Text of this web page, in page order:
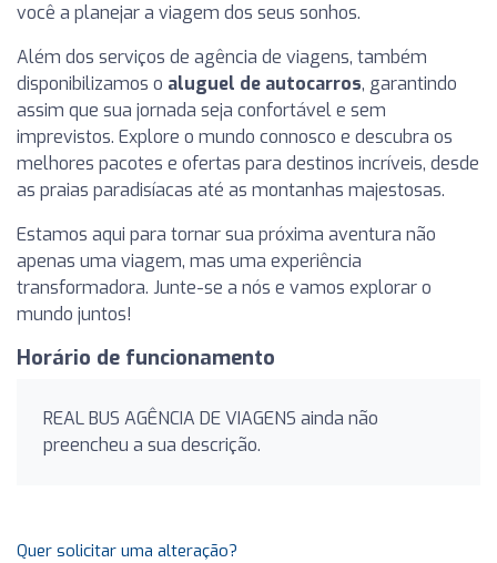
você a planejar a viagem dos seus sonhos.
Além dos serviços de agência de viagens, também
disponibilizamos o aluguel de autocarros, garantindo
assim que sua jornada seja confortável e sem
imprevistos. Explore o mundo connosco e descubra os
melhores pacotes e ofertas para destinos incríveis, desde
as praias paradisíacas até as montanhas majestosas.
Estamos aqui para tornar sua próxima aventura não
apenas uma viagem, mas uma experiência
transformadora. Junte-se a nós e vamos explorar o
mundo juntos!
Horário de funcionamento
REAL BUS AGÊNCIA DE VIAGENS ainda não
preencheu a sua descrição.
Quer solicitar uma alteração?